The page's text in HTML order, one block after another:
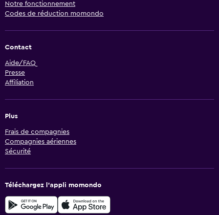
Notre fonctionnement
Codes de réduction momondo
Contact
Aide/FAQ
Presse
Affiliation
Plus
Frais de compagnies
Compagnies aériennes
Sécurité
Téléchargez l’appli momondo